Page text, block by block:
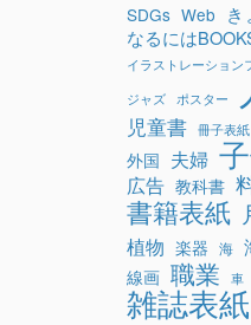
SDGs Web き
なるには
イラストレーション
ジャズ ポスター
児童書 冊子表紙
外国 夫婦
広告 教科書
書籍表紙
植物 楽器 海
線画 職業 車
雑誌表紙